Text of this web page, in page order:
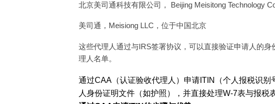
北京美司通科技有限公司， Beijing Meisitong Technology
美司通，Meisiong LLC，位于中国北京
这些代理人通过与IRS签署协议，可以直接验证申请人的
理人名单。
通过CAA（认证验收代理人）申请ITIN（个人报税识
人身份证明文件（如护照），并直接处理W-7表与报税